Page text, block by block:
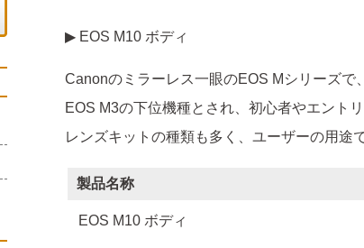
▶ EOS M10 ボディ
Canonのミラーレス一眼のEOS Mシリーズで
EOS M3の下位機種とされ、初心者やエント
レンズキットの種類も多く、ユーザーの用途
製品名称
EOS M10 ボディ